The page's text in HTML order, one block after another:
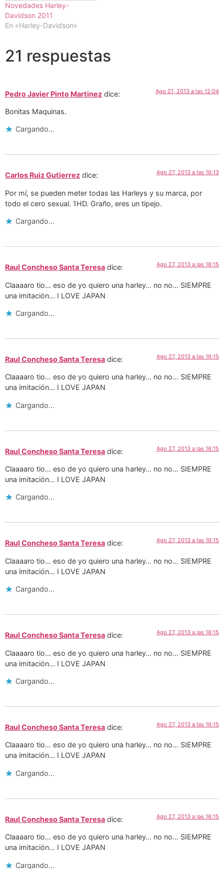
Novedades Harley-
Davidson 2011
En «Harley-Davidson»
21 respuestas
Pedro Javier Pinto Martinez dice: Ago 21, 2013 a las 12:04
Bonitas Maquinas.
Cargando...
Carlos Ruiz Gutierrez dice: Ago 27, 2013 a las 16:13
Por mí, se pueden meter todas las Harleys y su marca, por
todo el cero sexual. 1HD. Graño, eres un tipejo.
Cargando...
Raul Concheso Santa Teresa dice: Ago 27, 2013 a las 16:15
Claaaaro tio… eso de yo quiero una harley… no no… SIEMPRE
una imitación… I LOVE JAPAN
Cargando...
Raul Concheso Santa Teresa dice: Ago 27, 2013 a las 16:15
Claaaaro tio… eso de yo quiero una harley… no no… SIEMPRE
una imitación… I LOVE JAPAN
Cargando...
Raul Concheso Santa Teresa dice: Ago 27, 2013 a las 16:15
Claaaaro tio… eso de yo quiero una harley… no no… SIEMPRE
una imitación… I LOVE JAPAN
Cargando...
Raul Concheso Santa Teresa dice: Ago 27, 2013 a las 16:15
Claaaaro tio… eso de yo quiero una harley… no no… SIEMPRE
una imitación… I LOVE JAPAN
Cargando...
Raul Concheso Santa Teresa dice: Ago 27, 2013 a las 16:15
Claaaaro tio… eso de yo quiero una harley… no no… SIEMPRE
una imitación… I LOVE JAPAN
Cargando...
Raul Concheso Santa Teresa dice: Ago 27, 2013 a las 16:15
Claaaaro tio… eso de yo quiero una harley… no no… SIEMPRE
una imitación… I LOVE JAPAN
Cargando...
Raul Concheso Santa Teresa dice: Ago 27, 2013 a las 16:15
Claaaaro tio… eso de yo quiero una harley… no no… SIEMPRE
una imitación… I LOVE JAPAN
Cargando...